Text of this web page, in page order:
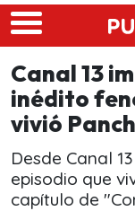
Skip to main content
Canal 13
inédito
vivió
Desde Canal
episodio que
capítulo de